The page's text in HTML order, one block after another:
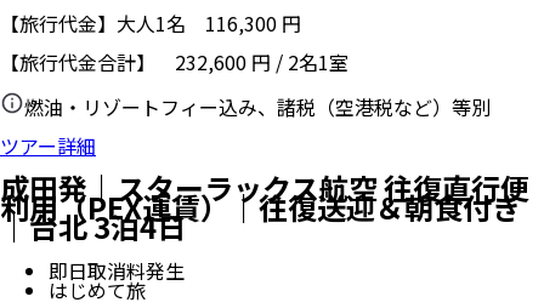
【旅行代金】大人1名 116,300 円
【旅行代金合計】 232,600 円 / 2名1室
燃油・リゾートフィー込み、諸税（空港税など）等別
ツアー詳細
成田発｜スターラックス航空 往復直行便
利用（PEX運賃）｜往復送迎＆朝食付き
｜台北 3泊4日
即日取消料発生
はじめて旅